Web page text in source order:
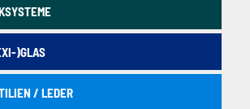
)GLAS
/ LEDER